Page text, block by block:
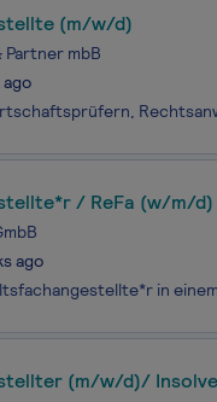
(m/w/d)
Partner mbB
ago
/ ReFa (w/m/d)
ago
(m/w/d)/